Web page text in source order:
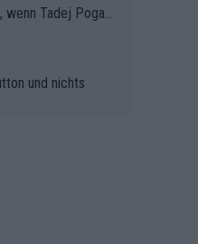
jetzt All-In ge
wenn Tadej Pogaca
und nichts